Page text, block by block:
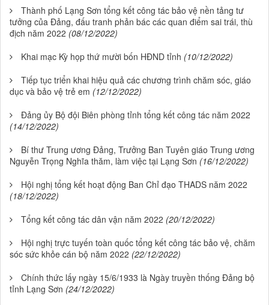
Thành phố Lạng Sơn tổng kết công tác bảo vệ nền tảng tư
tưởng của Đảng, đấu tranh phản bác các quan điểm sai trái, thù
địch năm 2022 (08/12/2022)
Khai mạc Kỳ họp thứ mười bốn HĐND tỉnh (10/12/2022)
Tiếp tục triển khai hiệu quả các chương trình chăm sóc, giáo
dục và bảo vệ trẻ em (12/12/2022)
Đảng ủy Bộ đội Biên phòng tỉnh tổng kết công tác năm 2022
(14/12/2022)
Bí thư Trung ương Đảng, Trưởng Ban Tuyên giáo Trung ương
Nguyễn Trọng Nghĩa thăm, làm việc tại Lạng Sơn (16/12/2022)
Hội nghị tổng kết hoạt động Ban Chỉ đạo THADS năm 2022
(18/12/2022)
Tổng kết công tác dân vận năm 2022 (20/12/2022)
Hội nghị trực tuyến toàn quốc tổng kết công tác bảo vệ, chăm
sóc sức khỏe cán bộ năm 2022 (22/12/2022)
Chính thức lấy ngày 15/6/1933 là Ngày truyền thống Đảng bộ
tỉnh Lạng Sơn (24/12/2022)